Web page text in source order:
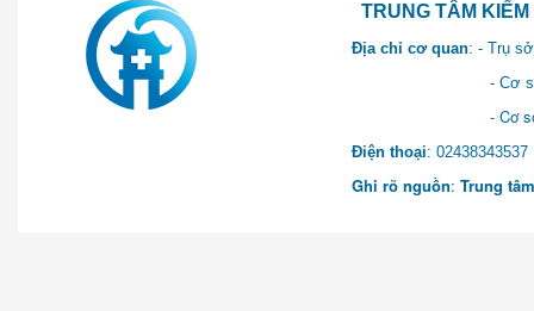
TRUNG TÂM KIỂM SOÁT
Địa chỉ cơ quan: - Trụ
- Cơ sở 2: Khu Hành
- Cơ sở 3: Số 1 Ngõ 2
Điện thoại:
Ghi rõ nguồn: Trung